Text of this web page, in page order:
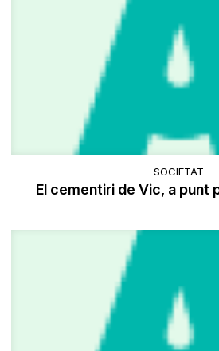
SOCIETAT
El cementiri de Vic, a punt